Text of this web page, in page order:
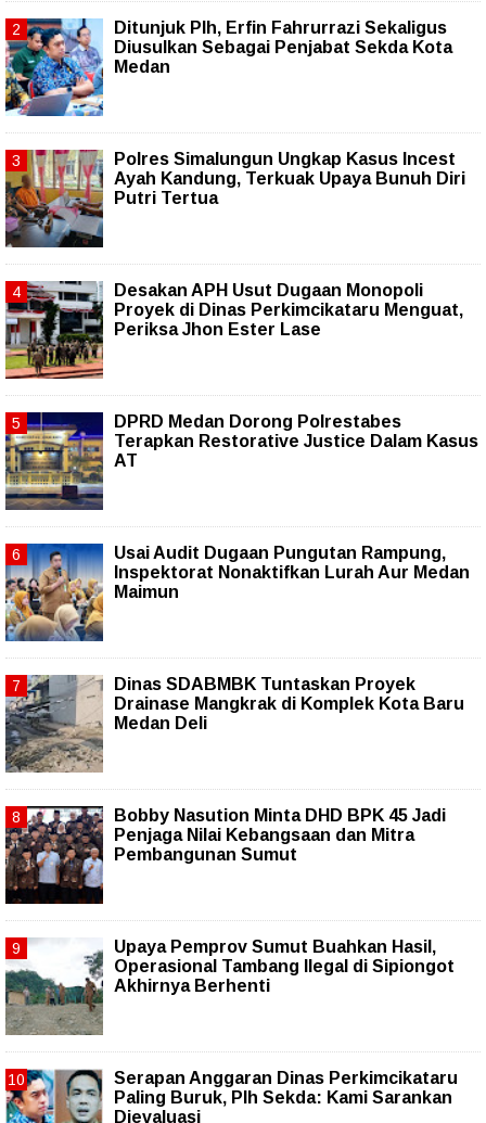
Ditunjuk Plh, Erfin Fahrurrazi Sekaligus
Diusulkan Sebagai Penjabat Sekda Kota
Medan
Polres Simalungun Ungkap Kasus Incest
Ayah Kandung, Terkuak Upaya Bunuh Diri
Putri Tertua
Desakan APH Usut Dugaan Monopoli
Proyek di Dinas Perkimcikataru Menguat,
Periksa Jhon Ester Lase
DPRD Medan Dorong Polrestabes
Terapkan Restorative Justice Dalam Kasus
AT
Usai Audit Dugaan Pungutan Rampung,
Inspektorat Nonaktifkan Lurah Aur Medan
Maimun
Dinas SDABMBK Tuntaskan Proyek
Drainase Mangkrak di Komplek Kota Baru
Medan Deli
Bobby Nasution Minta DHD BPK 45 Jadi
Penjaga Nilai Kebangsaan dan Mitra
Pembangunan Sumut
Upaya Pemprov Sumut Buahkan Hasil,
Operasional Tambang Ilegal di Sipiongot
Akhirnya Berhenti
Serapan Anggaran Dinas Perkimcikataru
Paling Buruk, Plh Sekda: Kami Sarankan
Dievaluasi